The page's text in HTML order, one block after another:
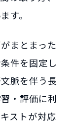
す。
まとまった
件を固定し
脈を伴う長
・評価に利
ストが対応